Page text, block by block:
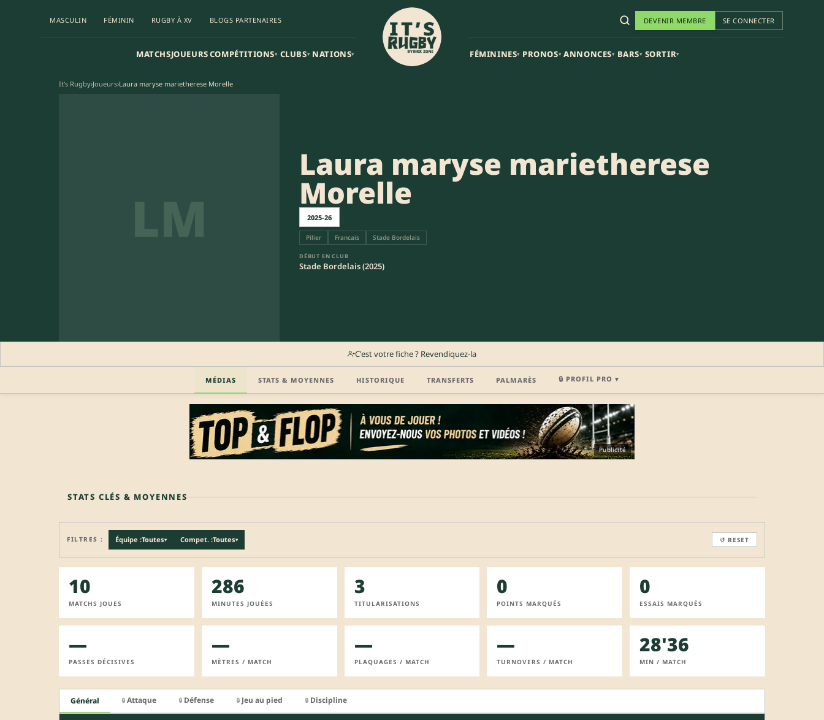
MASCULIN FÉMININ RUGBY À XV BLOGS PARTENAIRES
MATCHSJOUEURSCOMPÉTITIONS▾ CLUBS▾ NATIONS▾
DEVENIR MEMBRE SE CONNECTER
FÉMININES▾ PRONOS▾ ANNONCES▾ BARS▾ SORTIR▾
It's Rugby›Joueurs›Laura maryse marietherese Morelle
LM
Laura maryse marietherese
Morelle
2025-26
Pilier Francais Stade Bordelais
DÉBUT EN CLUB
Stade Bordelais (2025)
C'est votre fiche ? Revendiquez-la
MÉDIAS STATS & MOYENNES HISTORIQUE TRANSFERTS PALMARÈS 🔒 PROFIL PRO ▾
Profil pro · Réservé aux clubs REJOINDRE LA COMMUNAUTÉ
Publicité
STATS CLÉS & MOYENNES
FILTRES : Équipe :Toutes▾ Compet. :Toutes▾ ↺ RESET
10
MATCHS JOUES
286
MINUTES JOUÉES
3
TITULARISATIONS
0
POINTS MARQUÉS
0
ESSAIS MARQUÉS
—
PASSES DÉCISIVES
—
MÈTRES / MATCH
—
PLAQUAGES / MATCH
—
TURNOVERS / MATCH
28'36
MIN / MATCH
Général 🔒 Attaque 🔒 Défense 🔒 Jeu au pied 🔒 Discipline